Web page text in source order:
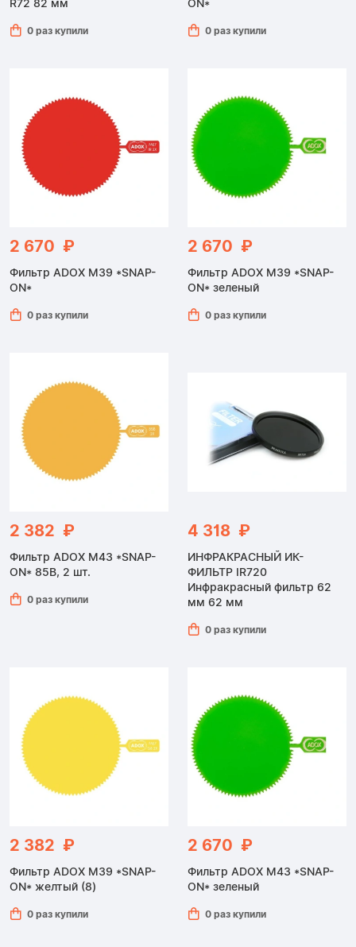
R72 82 мм
0 раз купили
ON*
0 раз купили
2 670 ₽
Фильтр ADOX M39 *SNAP-
ON*
0 раз купили
2 670 ₽
Фильтр ADOX M39 *SNAP-
ON* зеленый
0 раз купили
2 382 ₽
Фильтр ADOX M43 *SNAP-
ON* 85B, 2 шт.
0 раз купили
4 318 ₽
ИНФРАКРАСНЫЙ ИК-
ФИЛЬТР IR720
Инфракрасный фильтр 62
мм 62 мм
0 раз купили
2 382 ₽
Фильтр ADOX M39 *SNAP-
ON* желтый (8)
0 раз купили
2 670 ₽
Фильтр ADOX M43 *SNAP-
ON* зеленый
0 раз купили